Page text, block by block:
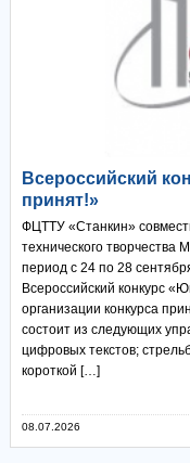
Всероссийский
принят!»
ФЦТТУ «Станкин»
технического творчества
период с 24 по 28
Всероссийский конкурс
организации конкурса
состоит из следующих
цифровых текстов;
короткой […]
08.07.2026